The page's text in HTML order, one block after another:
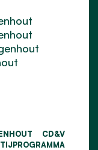
CD&V